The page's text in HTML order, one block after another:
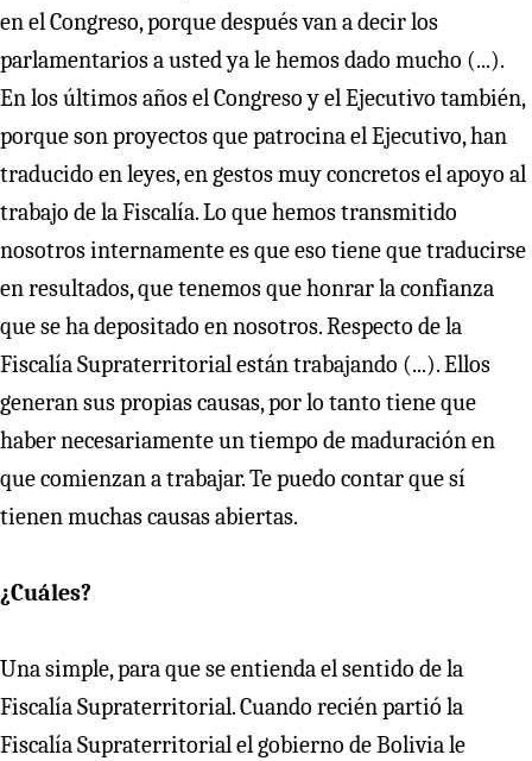
en el Congreso, porque después van a decir los
parlamentarios a usted ya le hemos dado mucho (...).
En los últimos años el Congreso y el Ejecutivo también,
porque son proyectos que patrocina el Ejecutivo, han
traducido en leyes, en gestos muy concretos el apoyo al
trabajo de la Fiscalía. Lo que hemos transmitido
nosotros internamente es que eso tiene que traducirse
en resultados, que tenemos que honrar la confianza
que se ha depositado en nosotros. Respecto de la
Fiscalía Supraterritorial están trabajando (...). Ellos
generan sus propias causas, por lo tanto tiene que
haber necesariamente un tiempo de maduración en
que comienzan a trabajar. Te puedo contar que sí
tienen muchas causas abiertas.
¿Cuáles?
Una simple, para que se entienda el sentido de la
Fiscalía Supraterritorial. Cuando recién partió la
Fiscalía Supraterritorial el gobierno de Bolivia le